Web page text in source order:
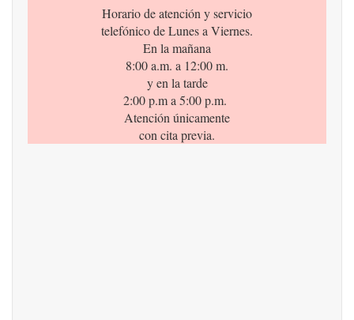
Horario de atención y servicio
telefónico de Lunes a Viernes.
En la mañana
8:00 a.m. a 12:00 m.
y en la tarde
2:00 p.m a 5:00 p.m.
Atención únicamente
con cita previa.